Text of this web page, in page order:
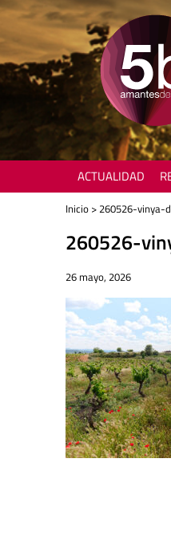
ACTUALIDAD
Inicio > 260526-
260526-
26 mayo, 2026